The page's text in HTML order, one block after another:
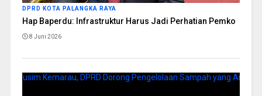
DPRD KOTA PALANGKA RAYA
Hap Baperdu: Infrastruktur Harus Jadi Perhatian Pemko
8 Juni 2026